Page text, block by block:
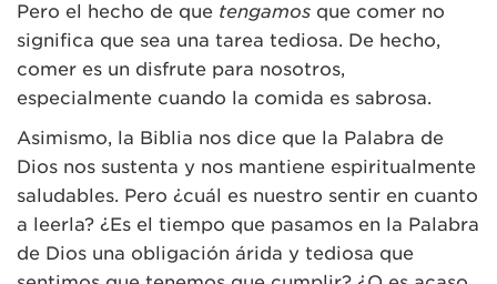
Pero el hecho de que tengamos que comer no
significa que sea una tarea tediosa. De hecho,
comer es un disfrute para nosotros,
especialmente cuando la comida es sabrosa.
Asimismo, la Biblia nos dice que la Palabra de
Dios nos sustenta y nos mantiene espiritualmente
saludables. Pero ¿cuál es nuestro sentir en cuanto
a leerla? ¿Es el tiempo que pasamos en la Palabra
de Dios una obligación árida y tediosa que